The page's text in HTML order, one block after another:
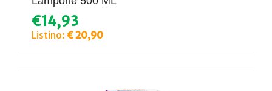
€14,93
Listino: € 20,90